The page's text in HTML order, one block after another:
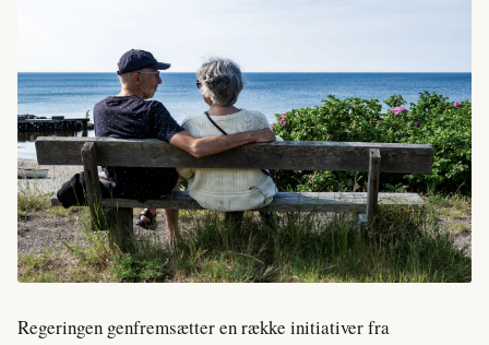
Regeringen genfremsætter en række initiativer fra